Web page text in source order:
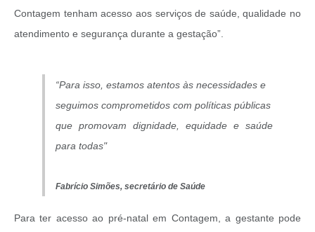
Contagem tenham acesso aos serviços de saúde, qualidade no
atendimento e segurança durante a gestação”.
“Para isso, estamos atentos às necessidades e
seguimos comprometidos com políticas públicas
que promovam dignidade, equidade e saúde
para todas"
Fabrício Simões, secretário de Saúde
Para ter acesso ao pré-natal em Contagem, a gestante pode